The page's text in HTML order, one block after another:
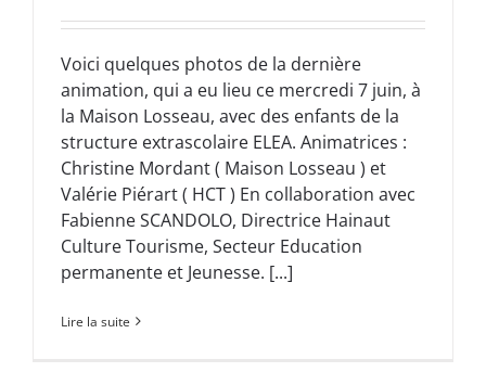
Voici quelques photos de la dernière
animation, qui a eu lieu ce mercredi 7 juin, à
la Maison Losseau, avec des enfants de la
structure extrascolaire ELEA. Animatrices :
Christine Mordant ( Maison Losseau ) et
Valérie Piérart ( HCT ) En collaboration avec
Fabienne SCANDOLO, Directrice Hainaut
Culture Tourisme, Secteur Education
permanente et Jeunesse. [...]
Lire la suite